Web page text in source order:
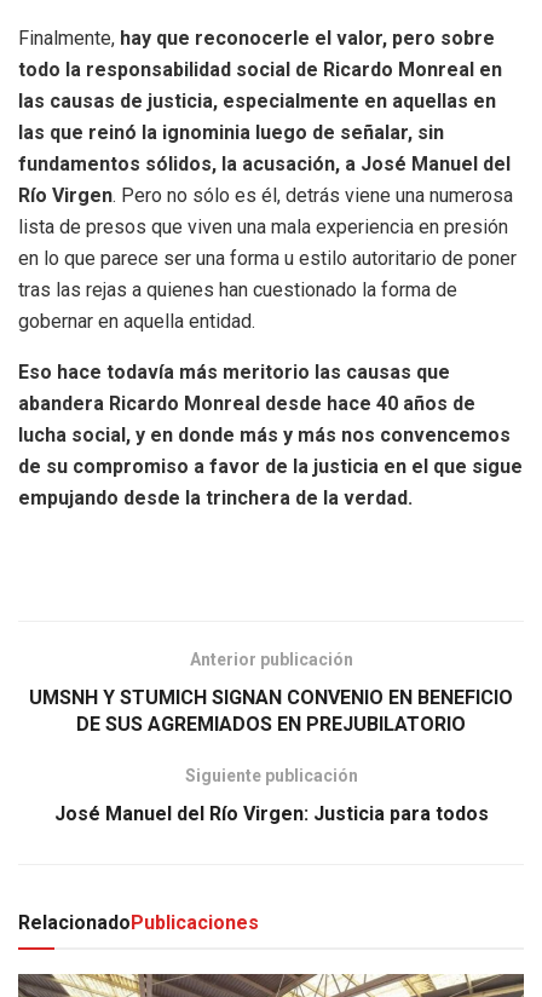
Finalmente, hay que reconocerle el valor, pero sobre
todo la responsabilidad social de Ricardo Monreal en
las causas de justicia, especialmente en aquellas en
las que reinó la ignominia luego de señalar, sin
fundamentos sólidos, la acusación, a José Manuel del
Río Virgen. Pero no sólo es él, detrás viene una numerosa
lista de presos que viven una mala experiencia en presión
en lo que parece ser una forma u estilo autoritario de poner
tras las rejas a quienes han cuestionado la forma de
gobernar en aquella entidad.
Eso hace todavía más meritorio las causas que
abandera Ricardo Monreal desde hace 40 años de
lucha social, y en donde más y más nos convencemos
de su compromiso a favor de la justicia en el que sigue
empujando desde la trinchera de la verdad.
Anterior publicación
UMSNH Y STUMICH SIGNAN CONVENIO EN BENEFICIO
DE SUS AGREMIADOS EN PREJUBILATORIO
Siguiente publicación
José Manuel del Río Virgen: Justicia para todos
RelacionadoPublicaciones